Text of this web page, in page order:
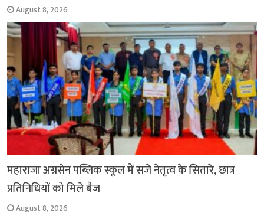
August 8, 2026
महाराजा अग्रसेन पब्लिक स्कूल में सजे नेतृत्व के सितारे, छात्र
प्रतिनिधियों को मिले बैज
August 8, 2026